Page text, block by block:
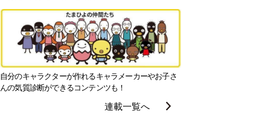
自分のキャラクターが作れるキャラメーカーやお子さ
んの気質診断ができるコンテンツも！
連載一覧へ